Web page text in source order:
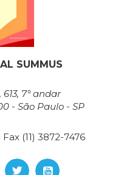
SUMMUS
7° andar
- São Paulo - SP
(11) 3872-7476